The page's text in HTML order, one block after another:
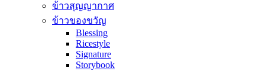
ข้าวสุญญากาศ
ข้าวของขวัญ
Blessing
Ricestyle
Signature
Storybook